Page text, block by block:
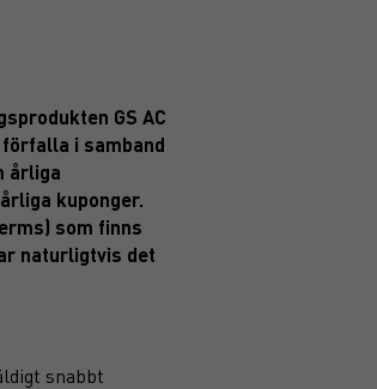
GS AC
i samband
årliga
kuponger.
som finns
naturligtvis det
snabbt